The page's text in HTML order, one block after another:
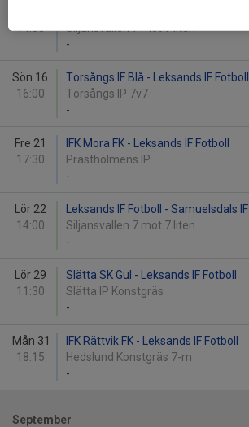
14:00
Siljansvallen 7 mot 7 liten
-
Sön 16
16:00
Torsångs IF Blå - Leksands IF Fotboll
Torsångs IP 7v7
-
Fre 21
17:30
IFK Mora FK - Leksands IF Fotboll
Prästholmens IP
-
Lör 22
14:00
Leksands IF Fotboll - Samuelsdals IF
Siljansvallen 7 mot 7 liten
-
Lör 29
11:30
Slätta SK Gul - Leksands IF Fotboll
Slätta IP Konstgräs
-
Mån 31
18:15
IFK Rättvik FK - Leksands IF Fotboll
Hedslund Konstgräs 7-m
-
September